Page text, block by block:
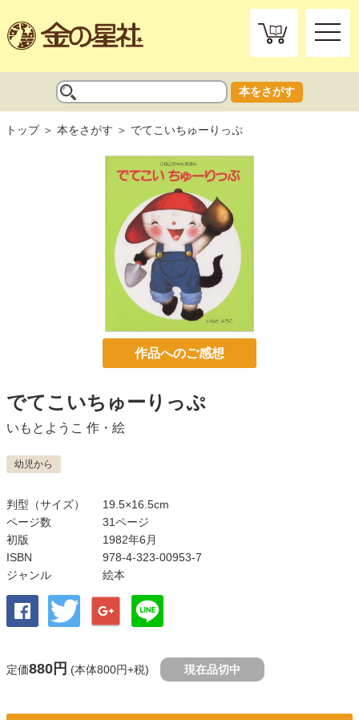
toggle
本をさがす
トップ 本をさがす でてこいちゅーりっぷ
作品へのご感想
でてこいちゅーりっぷ
いもとようこ 作・絵
幼児から
判型（サイズ）
19.5×16.5cm
ページ数
31ページ
初版
1982年6月
ISBN
978-4-323-00953-7
ジャンル
絵本
定価880円 (本体800円+税) 現在品切中